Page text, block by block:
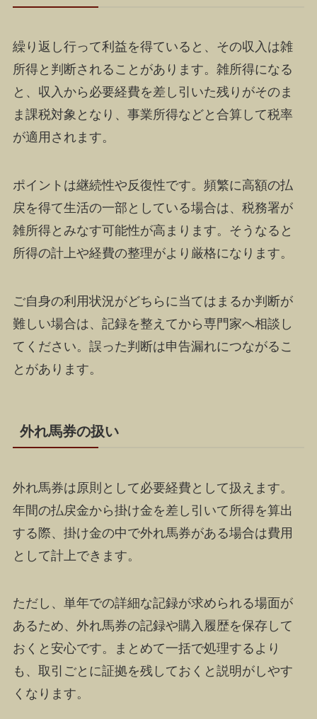
繰り返し行って利益を得ていると、その収入は雑
所得と判断されることがあります。雑所得になる
と、収入から必要経費を差し引いた残りがそのま
ま課税対象となり、事業所得などと合算して税率
が適用されます。
ポイントは継続性や反復性です。頻繁に高額の払
戻を得て生活の一部としている場合は、税務署が
雑所得とみなす可能性が高まります。そうなると
所得の計上や経費の整理がより厳格になります。
ご自身の利用状況がどちらに当てはまるか判断が
難しい場合は、記録を整えてから専門家へ相談し
てください。誤った判断は申告漏れにつながるこ
とがあります。
外れ馬券の扱い
外れ馬券は原則として必要経費として扱えます。
年間の払戻金から掛け金を差し引いて所得を算出
する際、掛け金の中で外れ馬券がある場合は費用
として計上できます。
ただし、単年での詳細な記録が求められる場面が
あるため、外れ馬券の記録や購入履歴を保存して
おくと安心です。まとめて一括で処理するより
も、取引ごとに証拠を残しておくと説明がしやす
くなります。